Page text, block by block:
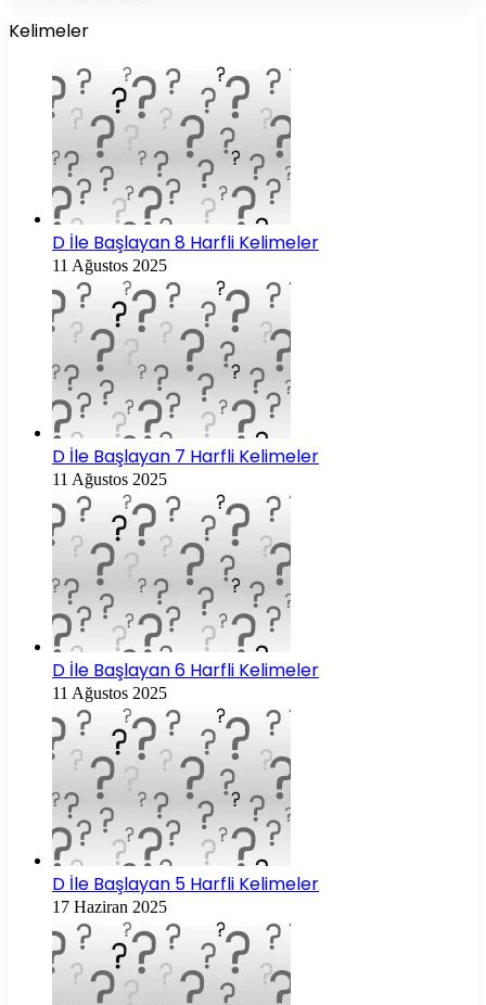
Kelimeler
D İle Başlayan 8 Harfli Kelimeler
11 Ağustos 2025
D İle Başlayan 7 Harfli Kelimeler
11 Ağustos 2025
D İle Başlayan 6 Harfli Kelimeler
11 Ağustos 2025
D İle Başlayan 5 Harfli Kelimeler
17 Haziran 2025